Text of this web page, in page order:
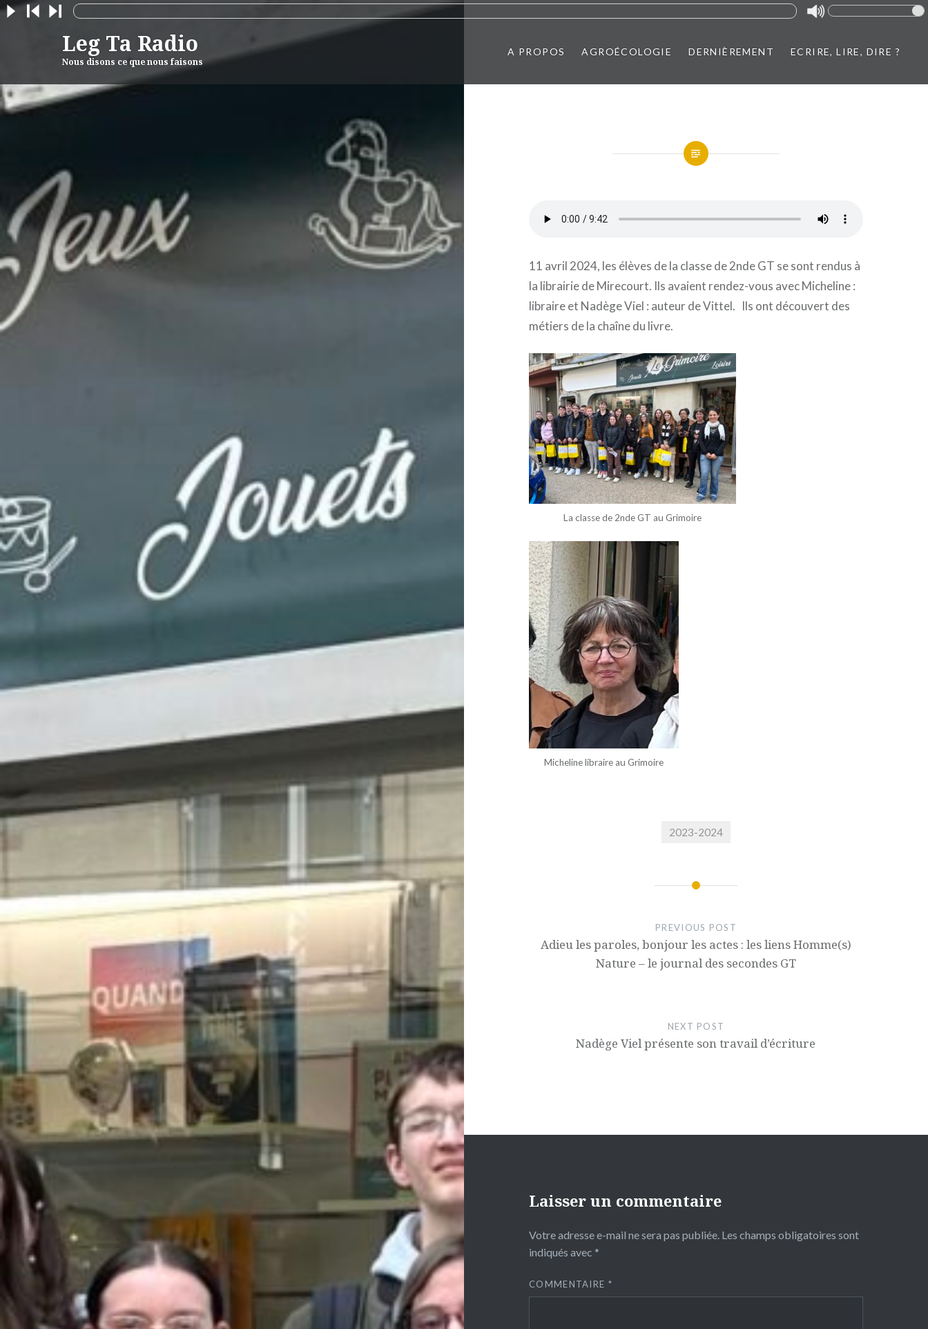
Skip
Leg Ta Radio
Nous disons ce que nous faisons
A PROPOS AGROÉCOLOGIE DERNIÈREMENT ECRIRE, LIRE, DIRE ?
11 avril 2024, les élèves de la classe de 2nde GT se sont rendus à
la librairie de Mirecourt. Ils avaient rendez-vous avec Micheline :
libraire et Nadège Viel : auteur de Vittel. Ils ont découvert des
métiers de la chaîne du livre.
La classe de 2nde GT au Grimoire
Micheline libraire au Grimoire
2023-2024
PREVIOUS POST
Adieu les paroles, bonjour les actes : les liens Homme(s)
Nature – le journal des secondes GT
NEXT POST
Nadège Viel présente son travail d’écriture
Laisser un commentaire
Votre adresse e-mail ne sera pas publiée. Les champs obligatoires sont
indiqués avec *
COMMENTAIRE *